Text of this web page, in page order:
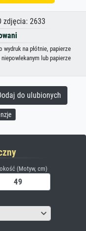
zdjęcia: 2633
wydruk na płótnie, papierze
lub papierze
do ulubionych
(Motyw, cm)